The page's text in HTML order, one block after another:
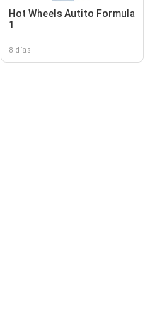
Hot Wheels Autito Formula
1
8 días